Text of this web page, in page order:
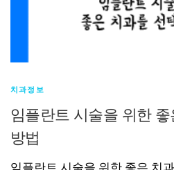
치과정보
임플란트 시술을 위한
방법
임플란트 시술을 위한 좋은 치